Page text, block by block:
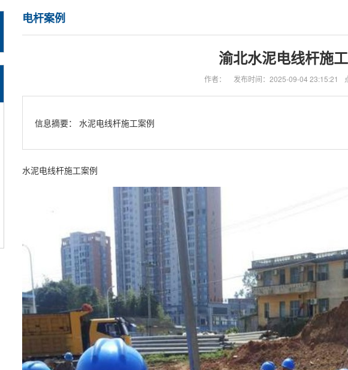
电杆案例
渝北水泥电线杆施
作者： 发布时间：2025-09-04 23:15:21
信息摘要： 水泥电线杆施工案例
水泥电线杆施工案例